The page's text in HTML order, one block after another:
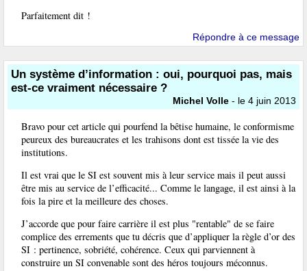
Parfaitement dit !
Répondre à ce message
Un système d’information : oui, pourquoi pas, mais
est-ce vraiment nécessaire ?
Michel Volle - le 4 juin 2013
Bravo pour cet article qui pourfend la bêtise humaine, le conformisme
peureux des bureaucrates et les trahisons dont est tissée la vie des
institutions.
Il est vrai que le SI est souvent mis à leur service mais il peut aussi
être mis au service de l’efficacité... Comme le langage, il est ainsi à la
fois la pire et la meilleure des choses.
J’accorde que pour faire carrière il est plus "rentable" de se faire
complice des errements que tu décris que d’appliquer la règle d’or des
SI : pertinence, sobriété, cohérence. Ceux qui parviennent à
construire un SI convenable sont des héros toujours méconnus.